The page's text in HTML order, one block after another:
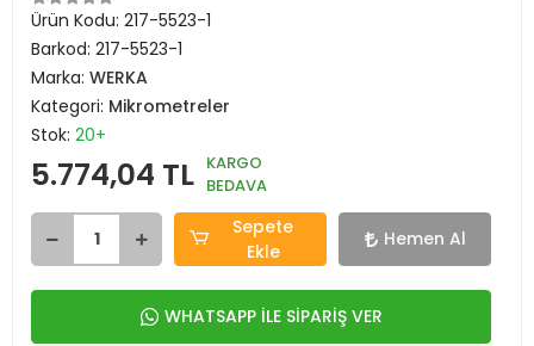
Ürün Kodu: 217-5523-1
Barkod: 217-5523-1
Marka: WERKA
Kategori: Mikrometreler
Stok: 20+
5.774,04 TL KARGO
BEDAVA
Sepete
Ekle
Hemen Al
WHATSAPP İLE SİPARİŞ VER